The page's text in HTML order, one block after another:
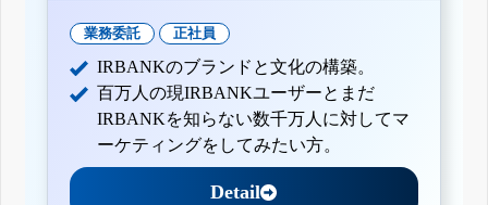
業務委託 正社員
IRBANKのブランドと文化の構築。
百万人の現IRBANKユーザーとまだ
IRBANKを知らない数千万人に対してマ
ーケティングをしてみたい方。
Detail